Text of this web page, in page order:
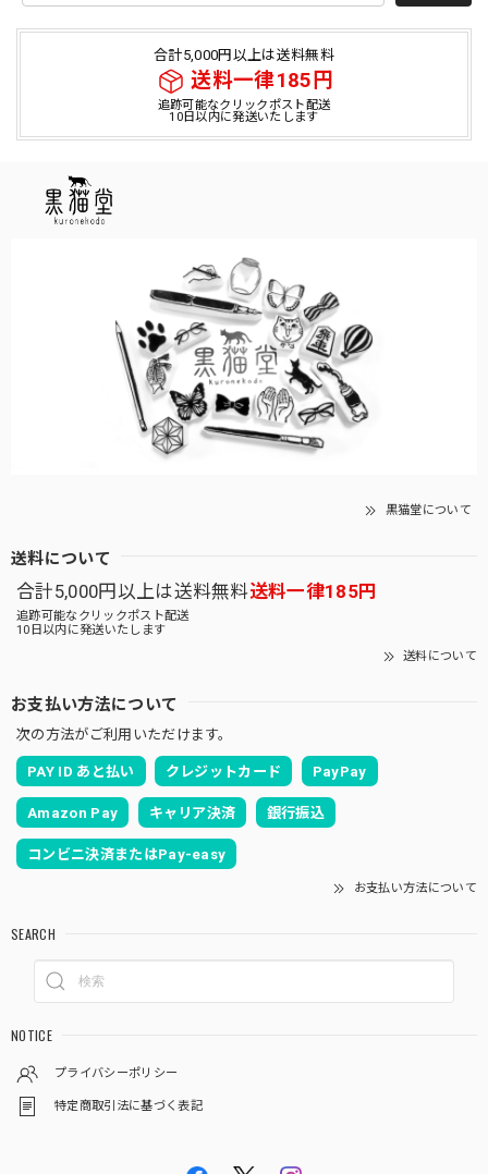
合計5,000円以上は送料無料
送料一律185円
追跡可能なクリックポスト配送
10日以内に発送いたします
黒猫堂について
送料について
合計5,000円以上は送料無料送料一律185円
追跡可能なクリックポスト配送
10日以内に発送いたします
送料について
お支払い方法について
次の方法がご利用いただけます。
PAY ID あと払い クレジットカード PayPay
Amazon Pay キャリア決済 銀行振込
コンビニ決済またはPay-easy
お支払い方法について
SEARCH
NOTICE
プライバシーポリシー
特定商取引法に基づく表記